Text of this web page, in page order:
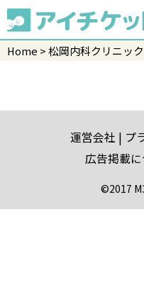
Home 松岡内科クリニック
運営会社
プ
広告掲載
©2017